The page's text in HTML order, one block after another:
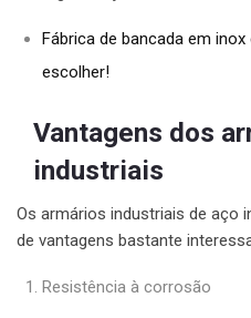
Fábrica de bancada em
escolher!
Vantagens dos
industriais
Os armários industriais de aço
de vantagens bastante
Resistência à corrosão